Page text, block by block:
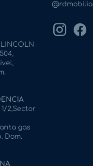
2,Sector
gas
Dom.
@rdmobilia